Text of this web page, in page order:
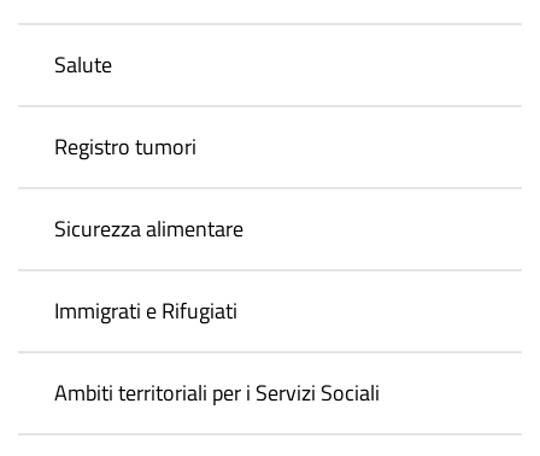
Salute
Registro tumori
Sicurezza alimentare
Immigrati e Rifugiati
Ambiti territoriali per i Servizi Sociali